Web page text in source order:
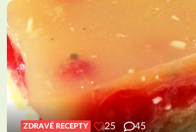
ZDRAVÉ RECEPTY 25 45